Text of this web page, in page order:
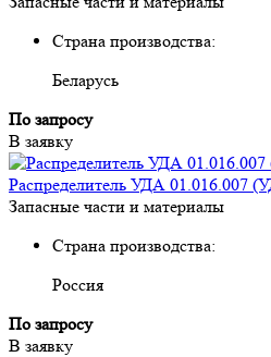
Страна производства:
Беларусь
По запросу
В заявку
Распределитель УДА 01.016.007
Запасные части и материалы
Страна производства:
Россия
По запросу
В заявку